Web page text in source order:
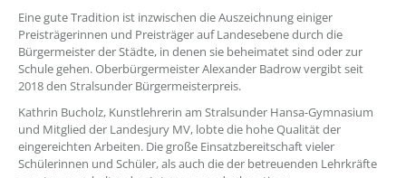
Eine gute Tradition ist inzwischen die Auszeichnung einiger
Preisträgerinnen und Preisträger auf Landesebene durch die
Bürgermeister der Städte, in denen sie beheimatet sind oder zur
Schule gehen. Oberbürgermeister Alexander Badrow vergibt seit
2018 den Stralsunder Bürgermeisterpreis.
Kathrin Bucholz, Kunstlehrerin am Stralsunder Hansa-Gymnasium
und Mitglied der Landesjury MV, lobte die hohe Qualität der
eingereichten Arbeiten. Die große Einsatzbereitschaft vieler
Schülerinnen und Schüler, als auch die der betreuenden Lehrkräfte